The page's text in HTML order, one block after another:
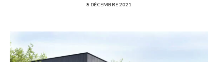
8 DÉCEMBRE 2021